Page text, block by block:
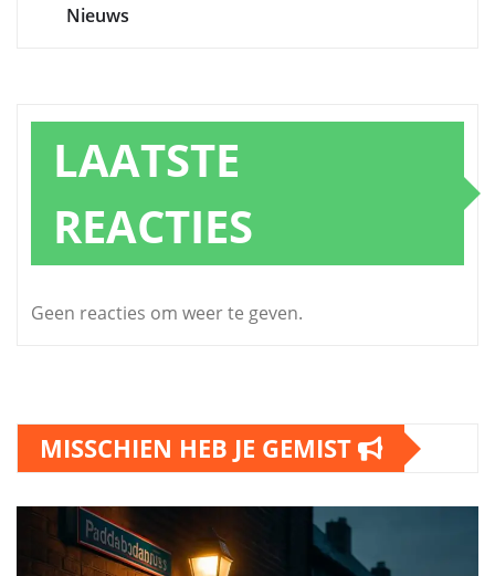
Nieuws
LAATSTE
REACTIES
Geen reacties om weer te geven.
MISSCHIEN HEB JE GEMIST